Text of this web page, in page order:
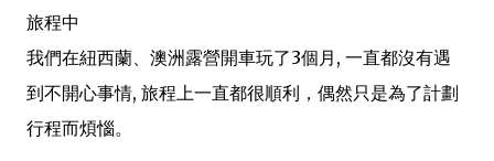
旅程中
我們在紐西蘭、澳洲露營開車玩了3個月, 一直都沒有遇
到不開心事情, 旅程上一直都很順利，偶然只是為了計劃
行程而煩惱。